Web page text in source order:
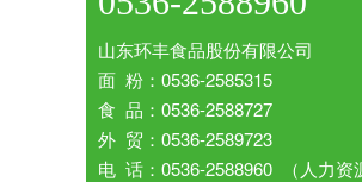
山东环丰食品股份有限公司
面 粉：0536-2585315
食 品：0536-2588727
外 贸：0536-2589723
电 话：0536-2588960 （人力资